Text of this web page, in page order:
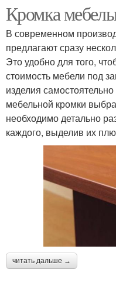
Кромка
В современном
предлагают сразу
Это удобно для того,
стоимость мебели под
изделия
мебельной кромки
необходимо детально
каждого, выделив их
читать дальше →